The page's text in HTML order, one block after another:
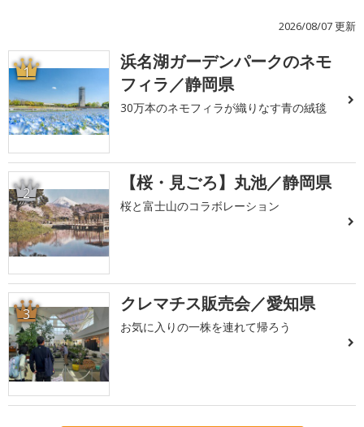
2026/08/07 更新
1
浜名湖ガーデンパークのネモ
フィラ／静岡県
30万本のネモフィラが織りなす青の絨毯
2 【桜・見ごろ】丸池／静岡県
桜と富士山のコラボレーション
3 クレマチス販売会／愛知県
お気に入りの一株を連れて帰ろう